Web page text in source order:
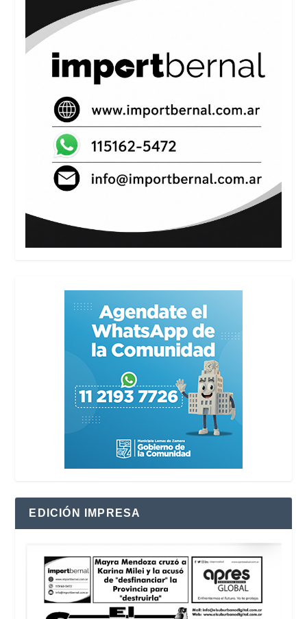
EDICIÓN IMPRESA